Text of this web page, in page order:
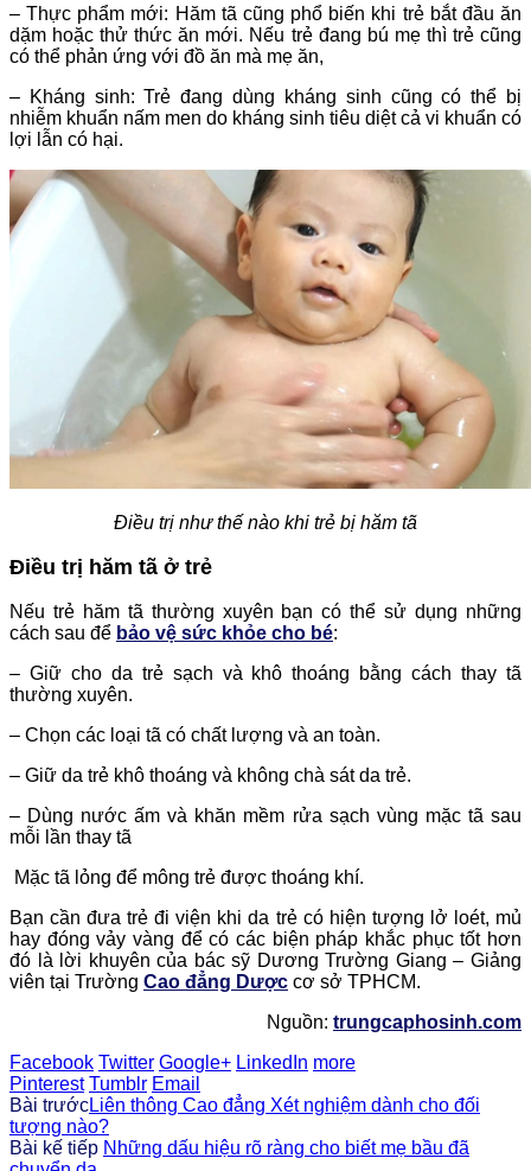
– Thực phẩm mới: Hăm tã cũng phổ biến khi trẻ bắt đầu ăn
dặm hoặc thử thức ăn mới. Nếu trẻ đang bú mẹ thì trẻ cũng
có thể phản ứng với đồ ăn mà mẹ ăn,
– Kháng sinh: Trẻ đang dùng kháng sinh cũng có thể bị
nhiễm khuẩn nấm men do kháng sinh tiêu diệt cả vi khuẩn có
lợi lẫn có hại.
Điều trị như thế nào khi trẻ bị hăm tã
Điều trị hăm tã ở trẻ
Nếu trẻ hăm tã thường xuyên bạn có thể sử dụng những
cách sau để bảo vệ sức khỏe cho bé:
– Giữ cho da trẻ sạch và khô thoáng bằng cách thay tã
thường xuyên.
– Chọn các loại tã có chất lượng và an toàn.
– Giữ da trẻ khô thoáng và không chà sát da trẻ.
– Dùng nước ấm và khăn mềm rửa sạch vùng mặc tã sau
mỗi lần thay tã
Mặc tã lỏng để mông trẻ được thoáng khí.
Bạn cần đưa trẻ đi viện khi da trẻ có hiện tượng lở loét, mủ
hay đóng vảy vàng để có các biện pháp khắc phục tốt hơn
đó là lời khuyên của bác sỹ Dương Trường Giang – Giảng
viên tại Trường Cao đẳng Dược cơ sở TPHCM.
Nguồn: trungcaphosinh.com
Facebook Twitter Google+ LinkedIn more
Pinterest Tumblr Email
Bài trướcLiên thông Cao đẳng Xét nghiệm dành cho đối
tượng nào?
Bài kế tiếp Những dấu hiệu rõ ràng cho biết mẹ bầu đã